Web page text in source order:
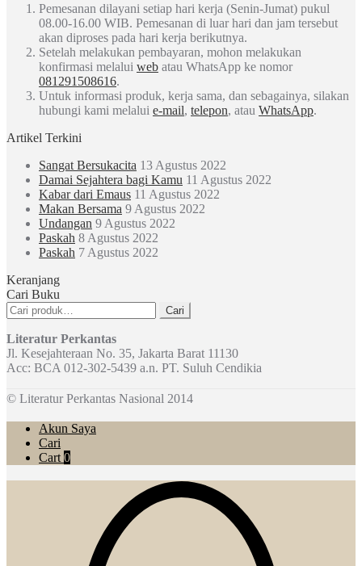
Pemesanan dilayani setiap hari kerja (Senin-Jumat) pukul
08.00-16.00 WIB. Pemesanan di luar hari dan jam tersebut
akan diproses pada hari kerja berikutnya.
Setelah melakukan pembayaran, mohon melakukan
konfirmasi melalui web atau WhatsApp ke nomor
081291508616.
Untuk informasi produk, kerja sama, dan sebagainya, silakan
hubungi kami melalui e-mail, telepon, atau WhatsApp.
Artikel Terkini
Sangat Bersukacita 13 Agustus 2022
Damai Sejahtera bagi Kamu 11 Agustus 2022
Kabar dari Emaus 11 Agustus 2022
Makan Bersama 9 Agustus 2022
Undangan 9 Agustus 2022
Paskah 8 Agustus 2022
Paskah 7 Agustus 2022
Keranjang
Cari Buku
Pencarian
untuk:
Cari
Literatur Perkantas
Jl. Kesejahteraan No. 35, Jakarta Barat 11130
Acc: BCA 012-302-5439 a.n. PT. Suluh Cendikia
© Literatur Perkantas Nasional 2014
Akun Saya
Cari
Cart 0